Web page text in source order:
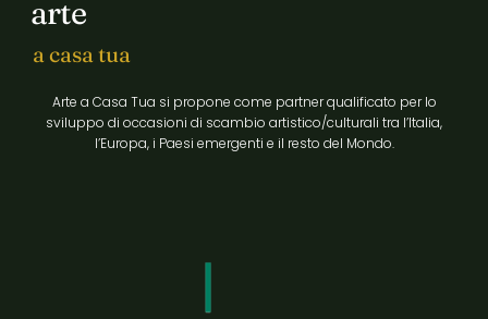
arte
a casa tua
Arte a Casa Tua si propone come partner qualificato per lo
sviluppo di occasioni di scambio artistico/culturali tra l’Italia,
l’Europa, i Paesi emergenti e il resto del Mondo.